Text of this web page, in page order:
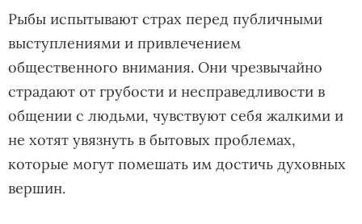
Рыбы испытывают страх перед публичными
выступлениями и привлечением
общественного внимания. Они чрезвычайно
страдают от грубости и несправедливости в
общении с людьми, чувствуют себя жалкими и
не хотят увязнуть в бытовых проблемах,
которые могут помешать им достичь духовных
вершин.